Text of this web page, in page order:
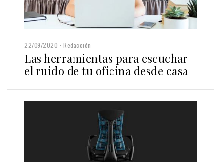
22/09/2020 Redacción
Las herramientas para escuchar
el ruido de tu oficina desde casa